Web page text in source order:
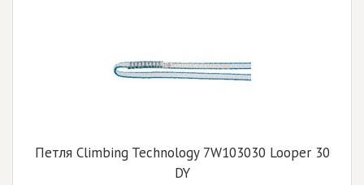
Петля Climbing Technology 7W103030 Looper 30
DY